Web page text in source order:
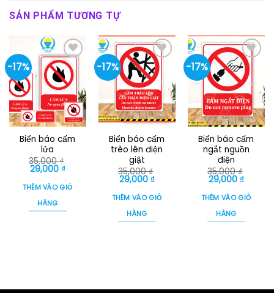
SẢN PHẨM TƯƠNG TỰ
-17%
Biển báo cấm
lửa
35,000₫
Giá
gốc
là:
35,000 ₫.
29,000 ₫Giá
tại
là:
THÊM VÀO GIỎ
HÀNG
-17%
Biển báo cấm
trèo lên điện
giật
35,000₫
Giá
gốc
là:
35,000 ₫.
29,000 ₫Giá
tại
là:
THÊM VÀO GIỎ
HÀNG
-17%
Biển báo cấm
ngắt nguồn
điện
35,000₫
Giá
gốc
là:
35,000 ₫.
29,000 ₫Giá
tại
là:
THÊM VÀO GIỎ
HÀNG